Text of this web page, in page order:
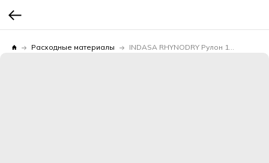
Расходные материалы INDASA RHYNODRY Рулон 115мм*50м Р120